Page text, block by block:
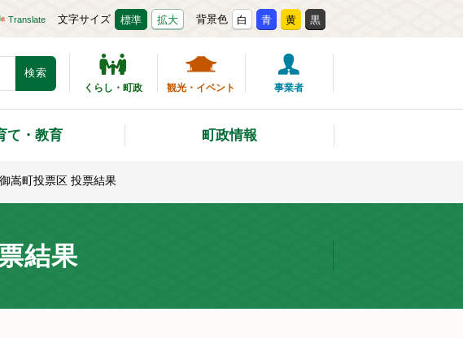
Translate 文字サイズ 標準 拡大 背景色 白 青 黄 黒
くらし・町政 観光・イベント 事業者
て・教育 町政情報
嵩町投票区 投票結果
結果